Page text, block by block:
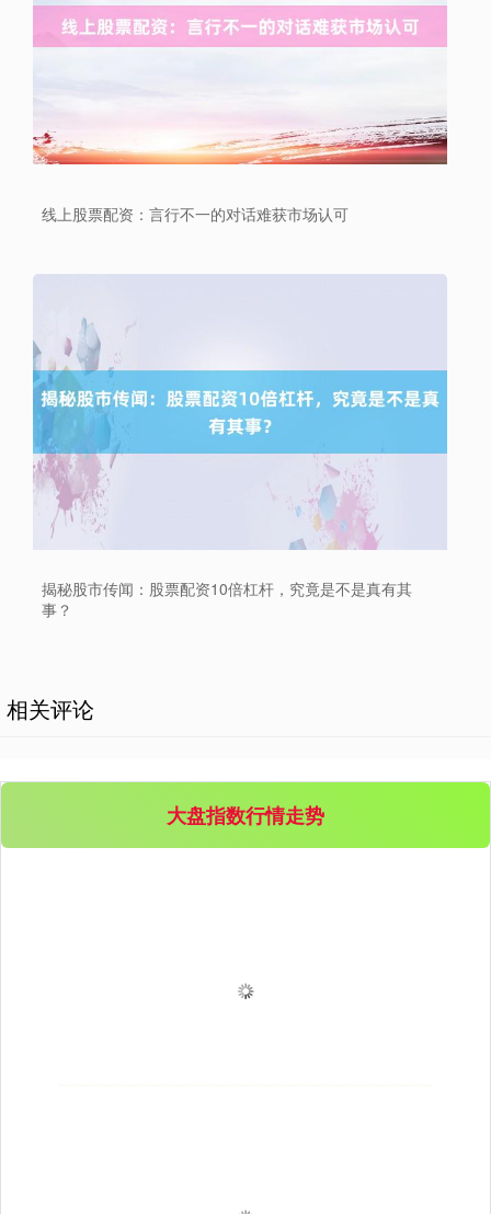
线上股票配资：言行不一的对话难获市场认可
揭秘股市传闻：股票配资10倍杠杆，究竟是不是真有其
事？
相关评论
大盘指数行情走势